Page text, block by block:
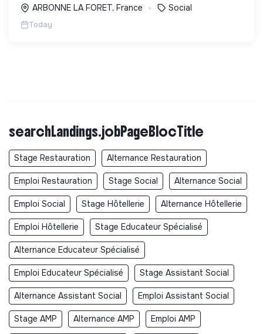
ARBONNE LA FORET, France
Social
Today
searchLandings.jobPageBlocTitle
Stage Restauration Alternance Restauration
Emploi Restauration Stage Social Alternance Social
Emploi Social Stage Hôtellerie Alternance Hôtellerie
Emploi Hôtellerie Stage Educateur Spécialisé
Alternance Educateur Spécialisé
Emploi Educateur Spécialisé Stage Assistant Social
Alternance Assistant Social Emploi Assistant Social
Stage AMP Alternance AMP Emploi AMP